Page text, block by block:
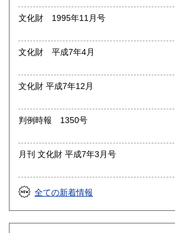
沿線名：-
営業時間：-
定休日：-
書籍の買取について
○出張買取は通常、東海圏のみ
※お売り頂ける本の量や質が見込める場
ア要相談
例
【大学の研究室の整理】
【遺品整理で古い紙モノや道具など価値
ものがある】
【神社仏閣、蔵の整理、中国古典籍など
知識を要する】
文化財 1995年11月号
文化財 平成7年4月
文化財 平成7年12月
判例時報 1350号
月刊 文化財 平成7年3月号
全ての新着情報